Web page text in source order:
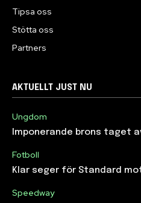
Tipsa oss
Stötta oss
Partners
AKTUELLT JUST NU
Ungdom
Imponerande brons taget
Fotboll
Klar seger för Standard
Speedway